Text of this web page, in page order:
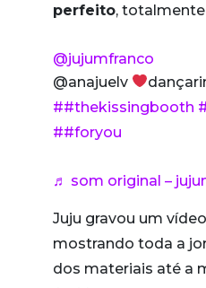
perfeito,
@jujumfranco
@anajuelv
##thekissingbooth
##foryou
♬ som original –
Juju gravou um
mostrando toda a
dos materiais até a